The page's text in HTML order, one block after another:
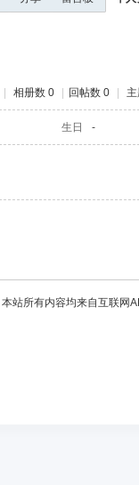
相册数 0 回帖数 0
生日 -
本站所有内容均来自互联网